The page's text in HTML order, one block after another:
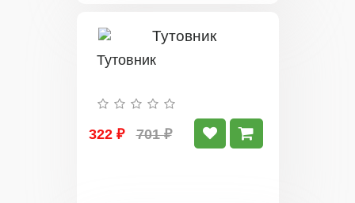
Тутовник
322 ₽ 701 ₽